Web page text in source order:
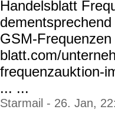
Handelsblatt
GSM-
blatt.com/
frequenzauktion-
... ...
Starmail - 26. Jan,